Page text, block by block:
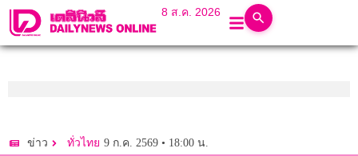
8 ส.ค. 2026
ข่าว ทั่วไทย 9 ก.ค. 2569 • 18:00 น.